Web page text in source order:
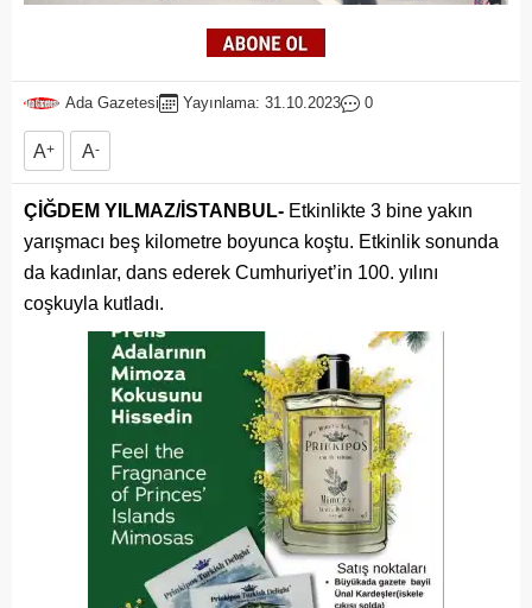
Ada Gazetesi Yayınlama: 31.10.2023 0
A+ A-
ÇİĞDEM YILMAZ/İSTANBUL- Etkinlikte 3 bine yakın
yarışmacı beş kilometre boyunca koştu. Etkinlik sonunda
da kadınlar, dans ederek Cumhuriyet’in 100. yılını
coşkuyla kutladı.